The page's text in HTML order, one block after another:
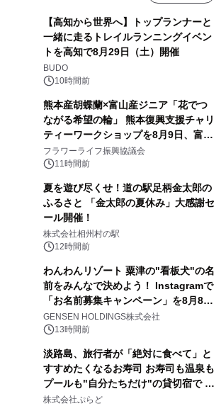
【高知から世界へ】トップランナーと
一緒に走るトレイルランニングイベン
トを高知で8月29日（土）開催
BUDO
10時間前
熊本産胡蝶蘭×富山産ジニア「花でつ
ながる希望の輪」 熊本復興支援チャリ
ティーワークショップを8月9日、富
山・射水で開催
フラワーライフ振興協議会
11時間前
夏を遊び尽くせ！道の駅足柄金太郎の
ふるさと 「金太郎の夏休み」大感謝セ
ール開催！
株式会社相州村の駅
12時間前
わんわんリゾート 粟津の"看板犬"の名
前をみんなで決めよう！ Instagramで
「お名前募集キャンペーン」を8月8日
(土)より開催
GENSEN HOLDINGS株式会社
13時間前
淡路島、旅行者が「絶対に食べて」と
すすめたくなるお寿司 お寿司も温泉も
プールも"自分たちだけ"の貸切宿で 1
日1組限定「岩屋温泉 絵島別庭 海と
株式会社ぷらど